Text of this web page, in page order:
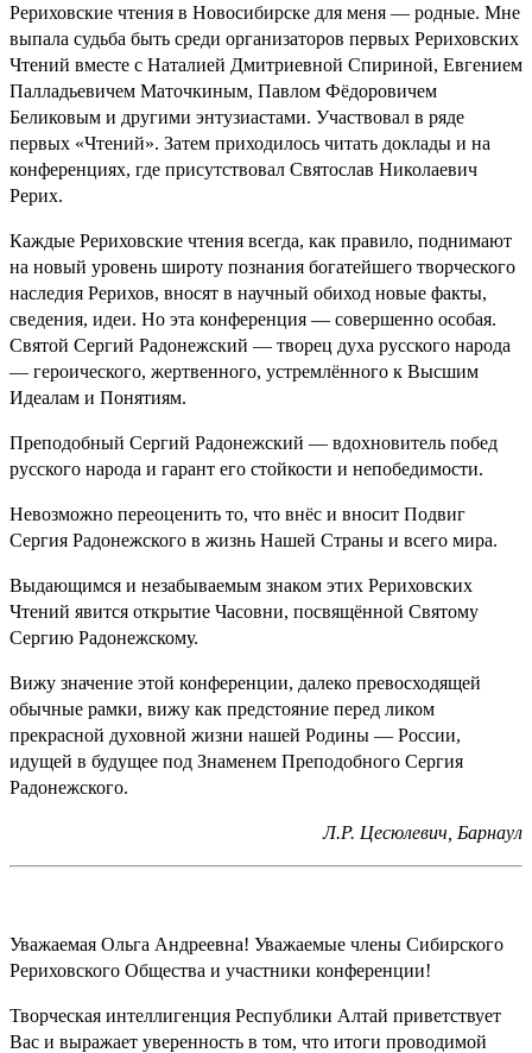
Рериховские чтения в Новосибирске для меня — родные. Мне
выпала судьба быть среди организаторов первых Рериховских
Чтений вместе с Наталией Дмитриевной Спириной, Евгением
Палладьевичем Маточкиным, Павлом Фёдоровичем
Беликовым и другими энтузиастами. Участвовал в ряде
первых «Чтений». Затем приходилось читать доклады и на
конференциях, где присутствовал Святослав Николаевич
Рерих.
Каждые Рериховские чтения всегда, как правило, поднимают
на новый уровень широту познания богатейшего творческого
наследия Рерихов, вносят в научный обиход новые факты,
сведения, идеи. Но эта конференция — совершенно особая.
Святой Сергий Радонежский — творец духа русского народа
— героического, жертвенного, устремлённого к Высшим
Идеалам и Понятиям.
Преподобный Сергий Радонежский — вдохновитель побед
русского народа и гарант его стойкости и непобедимости.
Невозможно переоценить то, что внёс и вносит Подвиг
Сергия Радонежского в жизнь Нашей Страны и всего мира.
Выдающимся и незабываемым знаком этих Рериховских
Чтений явится открытие Часовни, посвящённой Святому
Сергию Радонежскому.
Вижу значение этой конференции, далеко превосходящей
обычные рамки, вижу как предстояние перед ликом
прекрасной духовной жизни нашей Родины — России,
идущей в будущее под Знаменем Преподобного Сергия
Радонежского.
Л.Р. Цесюлевич, Барнаул
Уважаемая Ольга Андреевна! Уважаемые члены Сибирского
Рериховского Общества и участники конференции!
Творческая интеллигенция Республики Алтай приветствует
Вас и выражает уверенность в том, что итоги проводимой